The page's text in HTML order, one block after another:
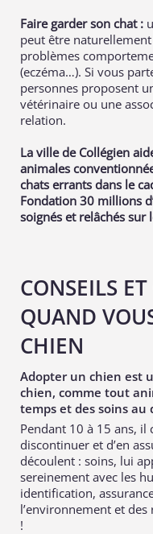
Faire garder son chat :
peut être
problèmes
(eczéma…). Si vous
personnes proposent
vétérinaire ou une
relation.
La ville de Collégien
animales
chats errants dans le
Fondation 30 millions
soignés et relâchés sur
CONSEILS
QUAND
CHIEN
Adopter un chien est
chien, comme tout
temps et des soins au
Pendant 10 à 15 ans, il
discontinuer et d’en
découlent : soins, lui
sereinement avec les
identification,
l’environnement et
!